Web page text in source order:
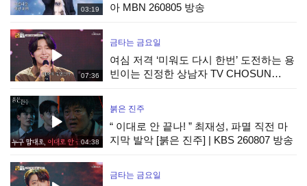
03:19
아 MBN 260805 방송
07:36
금타는 금요일
여심 저격 ‘미워도 다시 한번’ 도전하는 용
빈이는 진정한 상남자 TV CHOSUN
04:38
붉은 진주
“ 이대로 안 끝나! ” 최재성, 파멸 직전 마
지막 발악 [붉은 진주] | KBS 260807 방송
금타는 금요일